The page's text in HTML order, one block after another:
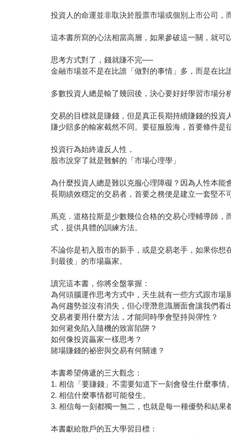
投資人的命運並非取決於股票市場或個別上市公司，
這本書所寫的心法相當高層，如果參破這一關，就
思考方式對了，錢就賺不完──
金融市場並不是在比誰「做對的事情」多，而是在比
多數投資人總是輸了幾回後，決心要好好學習市場
交易的目標就是賺錢，但是真正長期持續賺錢的投
賺少賠多的輸家截然不同。要征服股海，首要條件是
投資行為始終違反人性，
股市說穿了就是難解的「市場心理學」
為什麼投資人總是難以克服心理障礙？因為人性本
長期績效穩定的交易者，首要之務便是建立一套堅不
馬克．道格拉斯是少數幾位合格的交易心理輔導師
式，提供具體的訓練方法。
不論你是初入股市的新手，或是交易老手，如果你
到最後」的市場贏家。
讀完這本書，你將全盤掌握：
為何頭腦運作思考方式中，天生就有一些方式跟市場
為何趨勢並沒有消失，但心理潛意識層面會讓我們看
交易者要用什麼方法，才能同時學會堅持與彈性？
如何避免陷入隨機的致富陷阱？
如何像投資贏家一樣思考？
賭場賺錢的祕密與交易有何關連？
本書希望傳遞的三大觀念：
1. 相信「要賺錢」不需要知道下一刻會發生什麼事情。
2. 相信什麼事情都可能發生。
3. 相信每一刻都獨一無二，也就是每一種優勢和結果
本書獻給散戶的五大學習目標：